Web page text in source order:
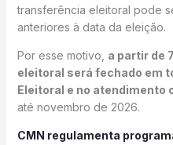
transferência eleitoral pode
anteriores à data da eleição.
Por esse motivo, a partir de
eleitoral será fechado em
Eleitoral e no atendimento
até novembro de 2026.
CMN regulamenta